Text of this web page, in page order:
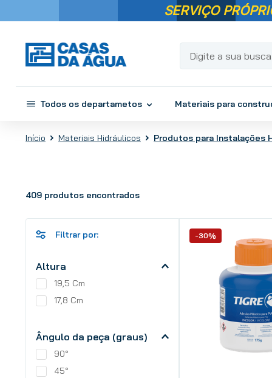
SERVIÇO
Digite a sua busca...
Todos os departametos Materiais para
Materiais Hidráulicos Produtos para Instalações
409 produtos
Altura
19,5 Cm
17,8 Cm
Ângulo da peça (graus)
90°
45°
-30%